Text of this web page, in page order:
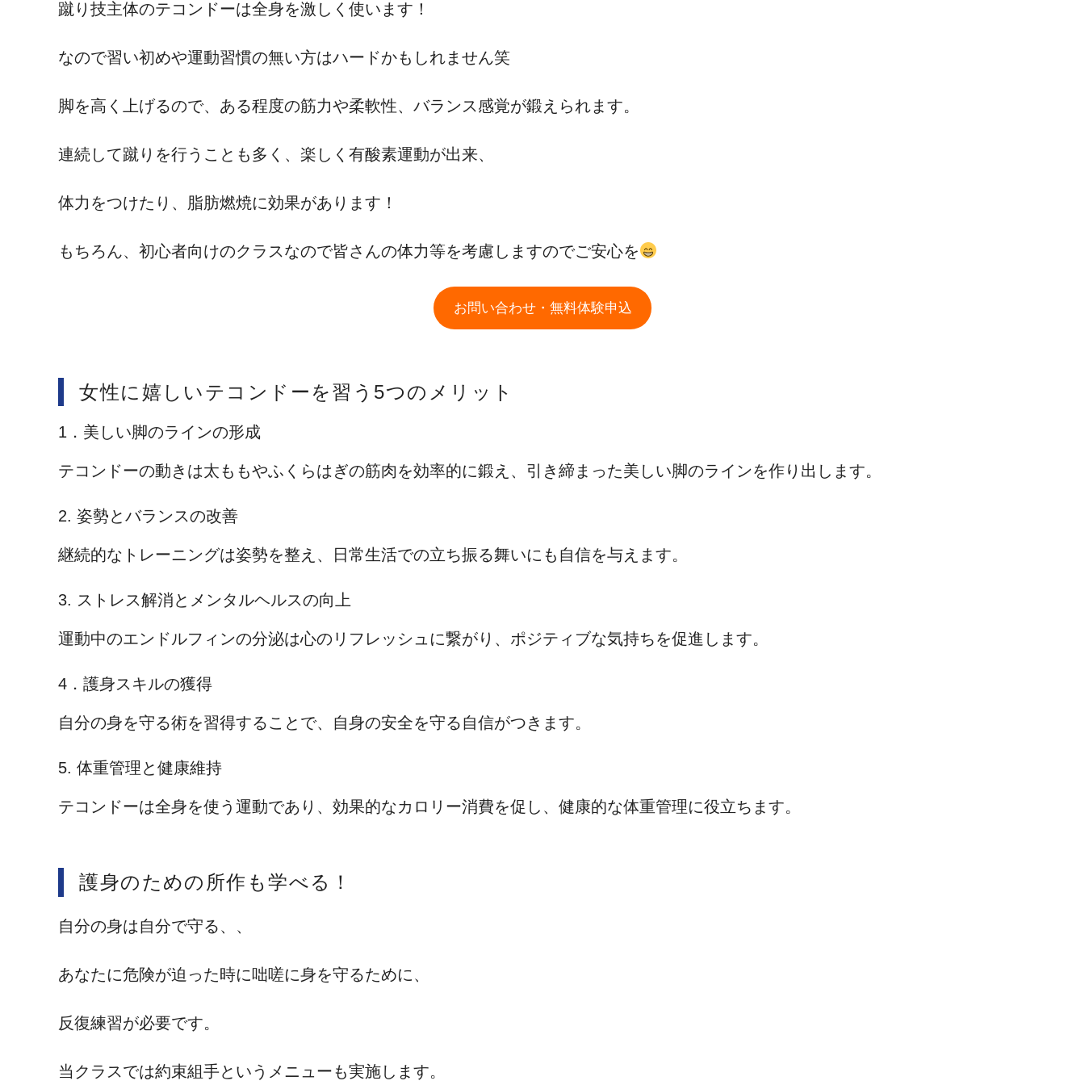
蹴り技主体のテコンドーは全身を激しく使います！
なので習い初めや運動習慣の無い方はハードかもしれません笑
脚を高く上げるので、ある程度の筋力や柔軟性、バランス感覚が鍛えられます。
連続して蹴りを行うことも多く、楽しく有酸素運動が出来、
体力をつけたり、脂肪燃焼に効果があります！
もちろん、初心者向けのクラスなので皆さんの体力等を考慮しますのでご安心を
お問い合わせ・無料体験申込
女性に嬉しいテコンドーを習う5つのメリット
1．美しい脚のラインの形成
テコンドーの動きは太ももやふくらはぎの筋肉を効率的に鍛え、引き締まった美しい脚のラインを作り出します。
2. 姿勢とバランスの改善
継続的なトレーニングは姿勢を整え、日常生活での立ち振る舞いにも自信を与えます。
3. ストレス解消とメンタルヘルスの向上
運動中のエンドルフィンの分泌は心のリフレッシュに繋がり、ポジティブな気持ちを促進します。
4．護身スキルの獲得
自分の身を守る術を習得することで、自身の安全を守る自信がつきます。
5. 体重管理と健康維持
テコンドーは全身を使う運動であり、効果的なカロリー消費を促し、健康的な体重管理に役立ちます。
護身のための所作も学べる！
自分の身は自分で守る、、
あなたに危険が迫った時に咄嗟に身を守るために、
反復練習が必要です。
当クラスでは約束組手というメニューも実施します。